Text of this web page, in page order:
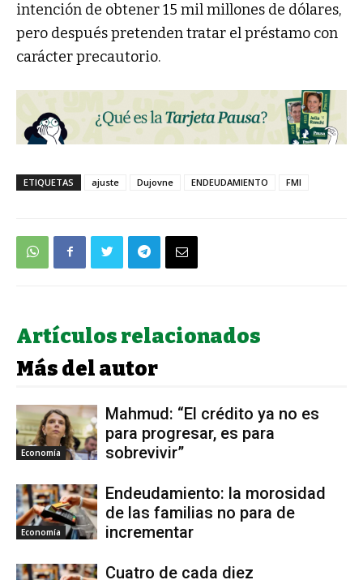
intención de obtener 15 mil millones de dólares,
pero después pretenden tratar el préstamo con
carácter precautorio.
ETIQUETAS ajuste Dujovne ENDEUDAMIENTO FMI
Artículos relacionados
Más del autor
Economía
Mahmud: “El crédito ya no es
para progresar, es para
sobrevivir”
Economía
Endeudamiento: la morosidad
de las familias no para de
incrementar
Cuatro de cada diez